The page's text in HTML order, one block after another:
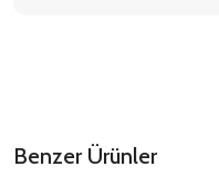
Benzer Ürünler